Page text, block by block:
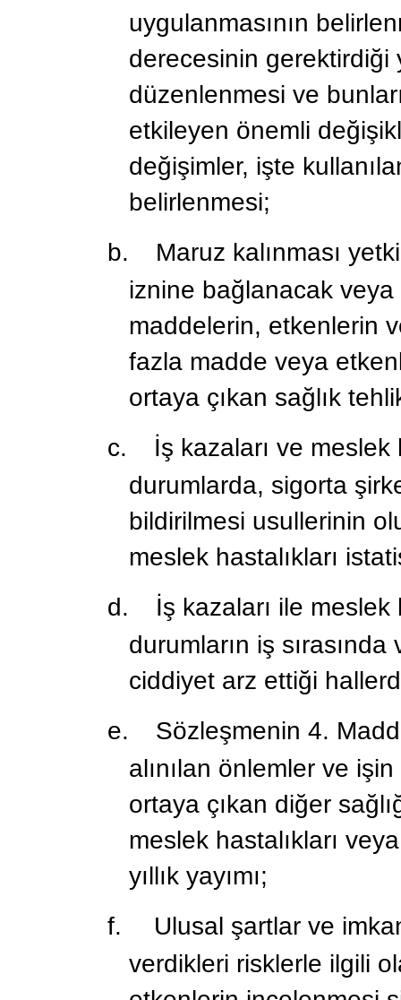
uygulanmasının
derecesinin gerektirdiği
düzenlenmesi ve
etkileyen önemli
değişimler, işte
belirlenmesi;
b.
Maruz kalınması
iznine bağlanacak veya
maddelerin, etkenlerin
fazla madde veya
ortaya çıkan sağlık
c.
İş kazaları ve meslek
durumlarda, sigorta
bildirilmesi usullerinin
meslek hastalıkları
d.
İş kazaları ile meslek
durumların iş
ciddiyet arz ettiği
e.
Sözleşmenin 4.
alınılan önlemler ve
ortaya çıkan diğer
meslek hastalıkları
yıllık yayımı;
f.
Ulusal şartlar ve
verdikleri risklerle ilgili